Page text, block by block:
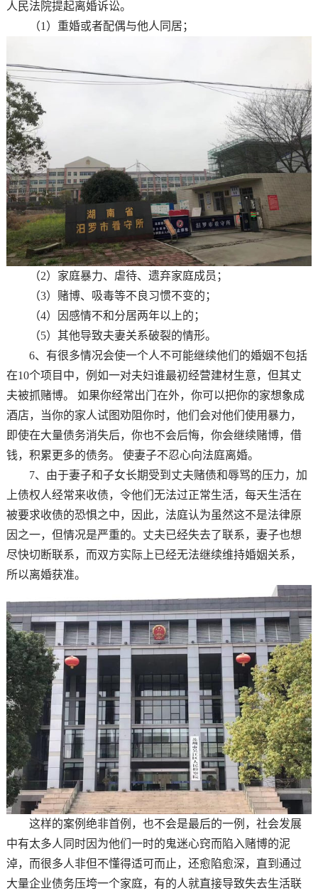
人民法院提起离婚诉讼。
（1）重婚或者配偶与他人同居；
（2）家庭暴力、虐待、遗弃家庭成员；
（3）赌博、吸毒等不良习惯不变的；
（4）因感情不和分居两年以上的；
（5）其他导致夫妻关系破裂的情形。
6、有很多情况会使一个人不可能继续他们的婚姻不包括
在10个项目中，例如一对夫妇谁最初经营建材生意，但其丈
夫被抓赌博。 如果你经常出门在外，你可以把你的家想象成
酒店，当你的家人试图劝阻你时，他们会对他们使用暴力，
即使在大量债务消失后，你也不会后悔，你会继续赌博，借
钱，积累更多的债务。 使妻子不忍心向法庭离婚。
7、由于妻子和子女长期受到丈夫赌债和辱骂的压力，加
上债权人经常来收债，令他们无法过正常生活，每天生活在
被要求收债的恐惧之中，因此，法庭认为虽然这不是法律原
因之一，但情况是严重的。丈夫已经失去了联系，妻子也想
尽快切断联系，而双方实际上已经无法继续维持婚姻关系，
所以离婚获准。
这样的案例绝非首例，也不会是最后的一例，社会发展
中有太多人同时因为他们一时的鬼迷心窍而陷入赌博的泥
淖，而很多人非但不懂得适可而止，还愈陷愈深，直到通过
大量企业债务压垮一个家庭，有的人就直接导致失去生活联